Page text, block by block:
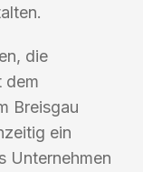
die
dem
Breisgau
ein
Unternehmen